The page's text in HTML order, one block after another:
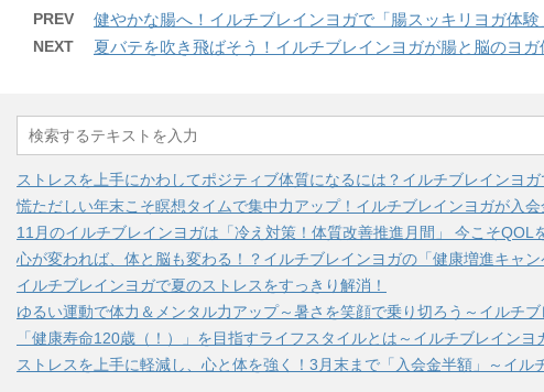
PREV 健やかな腸へ！イルチブレインヨガで「腸スッキリヨガ体験
NEXT 夏バテを吹き飛ばそう！イルチブレインヨガが腸と脳のヨガ
ストレスを上手にかわしてポジティブ体質になるには？イルチブレインヨガ
慌ただしい年末こそ瞑想タイムで集中力アップ！イルチブレインヨガが入会
11月のイルチブレインヨガは「冷え対策！体質改善推進月間」 今こそQOL
心が変われば、体と脳も変わる！？イルチブレインヨガの「健康増進キャ
イルチブレインヨガで夏のストレスをすっきり解消！
ゆるい運動で体力＆メンタル力アップ～暑さを笑顔で乗り切ろう～イルチ
「健康寿命120歳（！）」を目指すライフスタイルとは～イルチブレイン
ストレスを上手に軽減し、心と体を強く！3月末まで「入会金半額」～イル